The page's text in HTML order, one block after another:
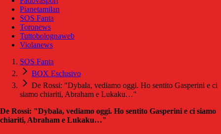
Pianetamilan
SOS Fanta
Toronews
Tuttobolognaweb
Violanews
SOS Fanta
BOX Esclusivo
De Rossi: "Dybala, vediamo oggi. Ho sentito Gasperini e ci
siamo chiariti, Abraham e Lukaku…"
De Rossi: "Dybala, vediamo oggi. Ho sentito Gasperini e ci siamo
chiariti, Abraham e Lukaku…"